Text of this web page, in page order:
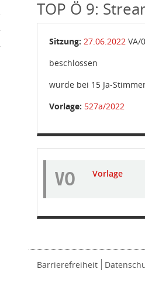
TOP Ö 9:
Sitzung: 27.06.2022 VA/
beschlossen
wurde bei 15 Ja-
Vorlage: 527a/2022
VO Vorlage
Barrierefreiheit